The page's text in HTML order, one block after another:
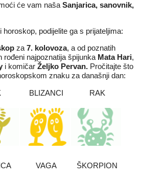
će vam naša Sanjarica, sanovnik,
podijelite ga s prijateljima:
za 7. kolovoza, a od poznatih
rođeni najpoznatija špijunka Mata Hari,
i komičar Željko Pervan. Pročitajte što
znaku za današnji dan:
BLIZANCI RAK
VAGA ŠKORPION